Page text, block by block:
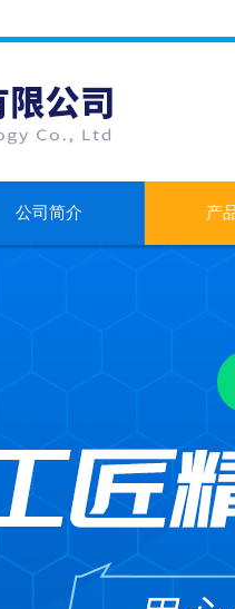
公司简介 产